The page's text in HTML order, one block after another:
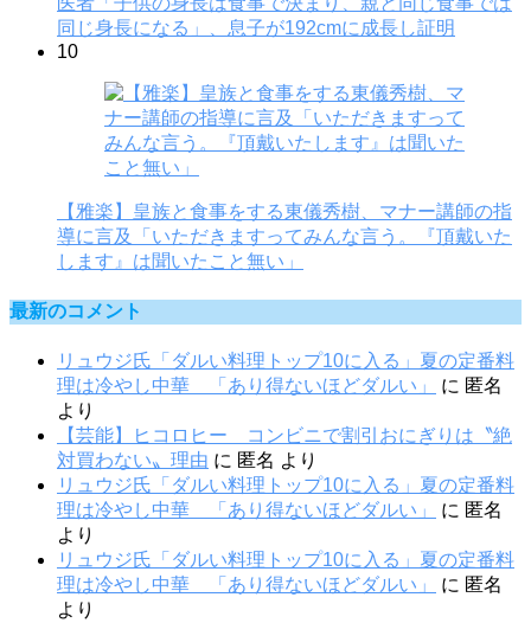
同じ身長になる」、息子が192cmに成長し証明
10
【雅楽】皇族と食事をする東儀秀樹、マナー講師の指
導に言及「いただきますってみんな言う。『頂戴いた
します』は聞いたこと無い」
最新のコメント
リュウジ氏「ダルい料理トップ10に入る」夏の定番料
理は冷やし中華 「あり得ないほどダルい」
に 匿名
より
【芸能】ヒコロヒー コンビニで割引おにぎりは〝絶
対買わない〟理由 に 匿名 より
リュウジ氏「ダルい料理トップ10に入る」夏の定番料
理は冷やし中華 「あり得ないほどダルい」
に 匿名
より
リュウジ氏「ダルい料理トップ10に入る」夏の定番料
理は冷やし中華 「あり得ないほどダルい」
に 匿名
より